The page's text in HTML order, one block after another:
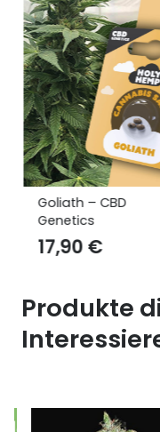
Goliath – CBD
Genetics
17,90 €
Produkte